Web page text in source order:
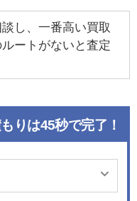
し、一番高い買取
ートがないと査定
りは45秒で完了！